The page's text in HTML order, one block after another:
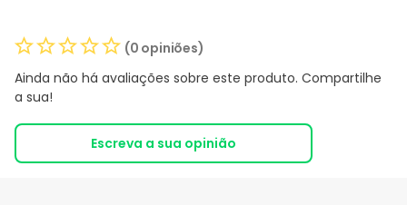
(0 opiniões)
Ainda não há avaliações sobre este produto. Compartilhe
a sua!
Escreva a sua opinião